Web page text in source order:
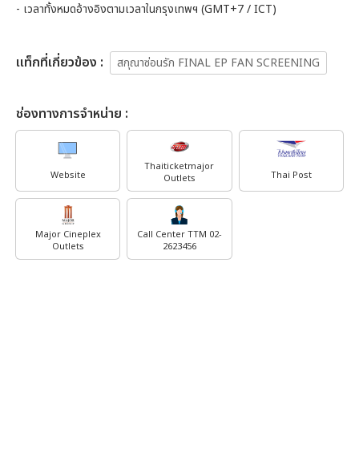
- เวลาทั้งหมดอ้างอิงตามเวลาในกรุงเทพฯ (GMT+7 / ICT)
เเท็กที่เกี่ยวข้อง : สกุณาซ่อนรัก FINAL EP FAN SCREENING
ช่องทางการจำหน่าย :
Website
Thaiticketmajor
Outlets
Thai Post
Major Cineplex
Outlets
Call Center TTM 02-
2623456